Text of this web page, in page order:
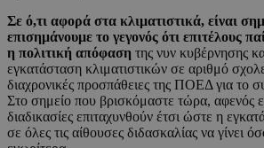
Σε ό,τι αφορά στα κλιματιστικά, είναι
επισημάνουμε το γεγονός ότι επιτέλους
η πολιτική απόφαση της νυν κυβέρνησης
εγκατάσταση κλιματιστικών σε αριθμό
διαχρονικές προσπάθειες της ΠΟΕΔ για το
Στο σημείο που βρισκόμαστε τώρα, αφενός
διαδικασίες επιταχυνθούν έτσι ώστε η
σε όλες τις αίθουσες διδασκαλίας να γίνει